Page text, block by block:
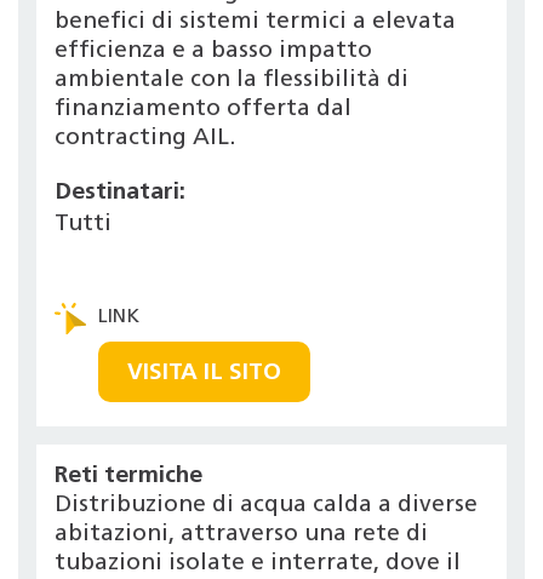
benefici di sistemi termici a elevata
efficienza e a basso impatto
ambientale con la flessibilità di
finanziamento offerta dal
contracting AIL.
Destinatari:
Tutti
VISITA IL SITO
Reti termiche
Distribuzione di acqua calda a diverse
abitazioni, attraverso una rete di
tubazioni isolate e interrate, dove il